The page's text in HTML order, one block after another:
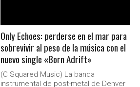
Only Echoes: perderse en el mar para
sobrevivir al peso de la música con el
nuevo single «Born Adrift»
(C Squared Music) La banda
instrumental de post-metal de Denver